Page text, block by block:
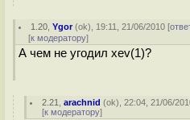
1.20 ,Ygor(ok), 19:11, 21/06/2010 [
[к модератору]
А чем не угодил xev(1)?
2.21 ,arachnid (ok), 22:04, 21/06/
[к модератору]